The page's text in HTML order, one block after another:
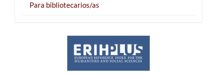
Para bibliotecarios/as